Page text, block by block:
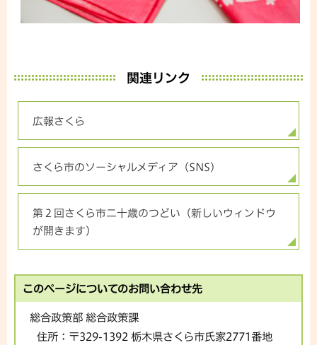
関連リンク
広報さくら
さくら市のソーシャルメディア（SNS)
第２回さくら市二十歳のつどい（新しいウィンドウ
が開きます）
このページについてのお問い合わせ先
総合政策部 総合政策課
住所： 〒329-1392 栃木県さくら市氏家2771番地